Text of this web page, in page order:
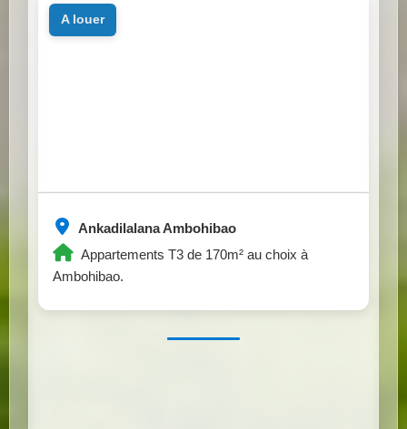
Ankadilalana Ambohibao
Appartements T3 de 170m² au choix à
Ambohibao.
a louer